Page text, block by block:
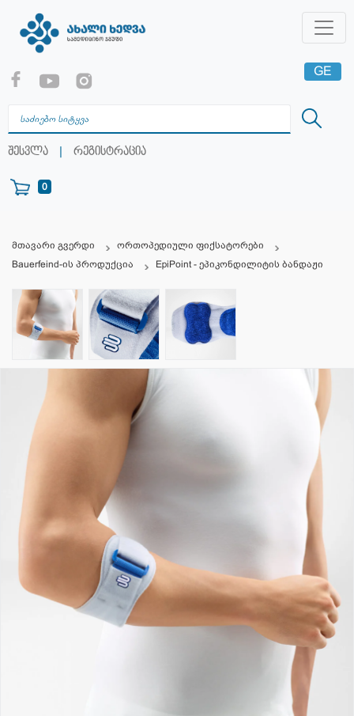
შესვლა | რეგისტრაცია
0
GE
RU
მთავარი გვერდი
ორთოპედიული ფიქსატორები
Bauerfeind-ის პროდუქცია
EpiPoint - ეპიკონდილიტის ბანდაჟი